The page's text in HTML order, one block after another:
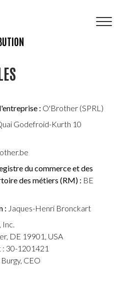
: O'Brother (SPRL)
Godefroid-Kurth 10
du commerce et des
des métiers (RM) : BE
: Jaques-Henri Bronckart
Inc.
DE 19901, USA
30-1201421
CEO